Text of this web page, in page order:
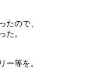
たので、
た。
ー等を。